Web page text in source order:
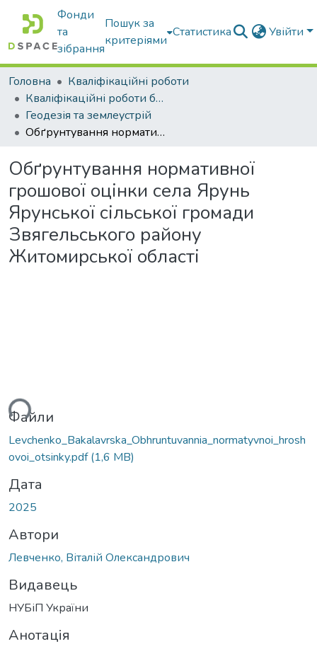
Фонди
та
зібрання
Пошук за
критеріями
Статистика Увійти
Головна
Кваліфікаційні роботи
Кваліфікаційні роботи бакалаврів
Геодезія та землеустрій
Обґрунтування нормативної грошової оцінки села Ярунь Ярунської сільської громади Звягельського району Житомирської області
Обґрунтування нормативної
грошової оцінки села Ярунь
Ярунської сільської громади
Звягельського району
Житомирської області
Файли
Levchenko_Bakalavrska_Obhruntuvannia_normatyvnoi_hrosh
ovoi_otsinky.pdf(1,6 MB)
Дата
2025
Автори
Левченко, Віталій Олександрович
Видавець
НУБіП України
Анотація